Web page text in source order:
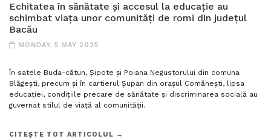
Echitatea în sănătate și accesul la educație au
schimbat viața unor comunități de romi din județul
Bacău
MONDAY, 5 MAY 2025
În satele Buda-­cătun, Șipote și Poiana Negustorului din comuna
Blăgești, precum și în cartierul Șupan din orașul Comănești, lipsa
educației, condițiile precare de sănătate și discriminarea socială au
guvernat stilul de viață al comunității.
CITEȘTE TOT ARTICOLUL →